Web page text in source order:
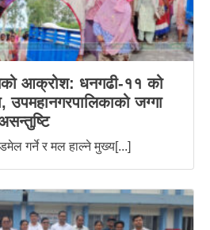
आक्रोश: धनगढी-११ को
उपमहानगरपालिकाको जग्गा
गर्ने र मल हाल्ने मुख्य[...]